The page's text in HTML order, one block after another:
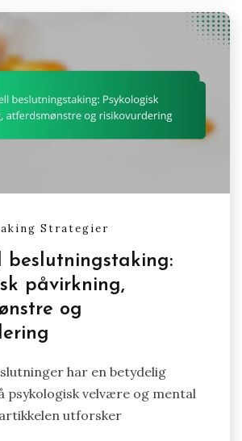
Strategier
beslutningstaking:
påvirkning,
og
har en betydelig
psykologisk velvære og mental
utforsker